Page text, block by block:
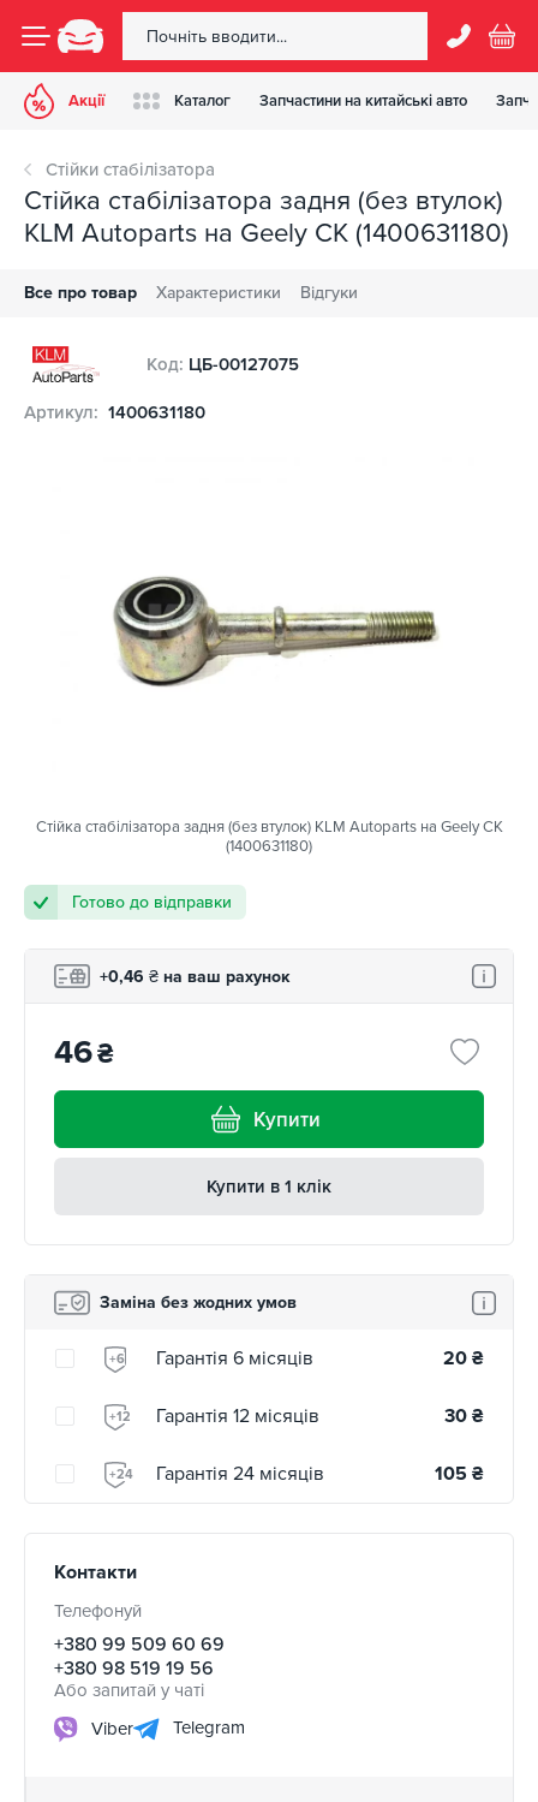
Акції Каталог Запчастини на китайські авто
Стійки стабілізатора
Стійка стабілізатора задня (без втулок)
KLM Autoparts на Geely CK (1400631180)
Все про товар Характеристики Відгуки
Код: ЦБ-00127075
Артикул: 1400631180
Стійка стабілізатора задня (без втулок) KLM Autoparts на Geely CK
(1400631180)
Готово до відправки
+0,46 ₴ на ваш рахунок
46₴
Купити
Купити в 1 клік
Заміна без жодних умов
+6 Гарантія 6 місяців 20 ₴
+12 Гарантія 12 місяців 30 ₴
+24 Гарантія 24 місяців 105 ₴
Контакти
Телефонуй
+380 99 509 60 69
+380 98 519 19 56
Або запитай у чаті
Viber
Telegram